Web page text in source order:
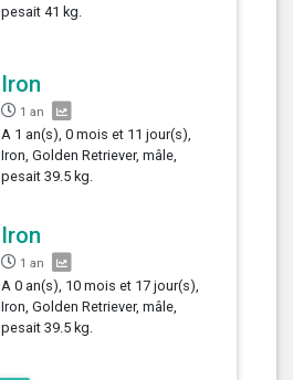
pesait 41 kg.
Iron
1 an
A 1 an(s), 0 mois et 11 jour(s),
Iron, Golden Retriever, mâle,
pesait 39.5 kg.
Iron
1 an
A 0 an(s), 10 mois et 17 jour(s),
Iron, Golden Retriever, mâle,
pesait 39.5 kg.